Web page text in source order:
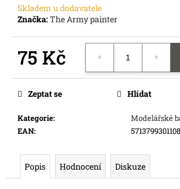
Skladem u dodavatele
Značka:The Army painter
75 Kč
Kategorie:
Modelářské
EAN: 5713799301108
Zeptat se Hlídat
Popis Hodnocení Diskuze
o
u
j
e
m
e
WITH
A